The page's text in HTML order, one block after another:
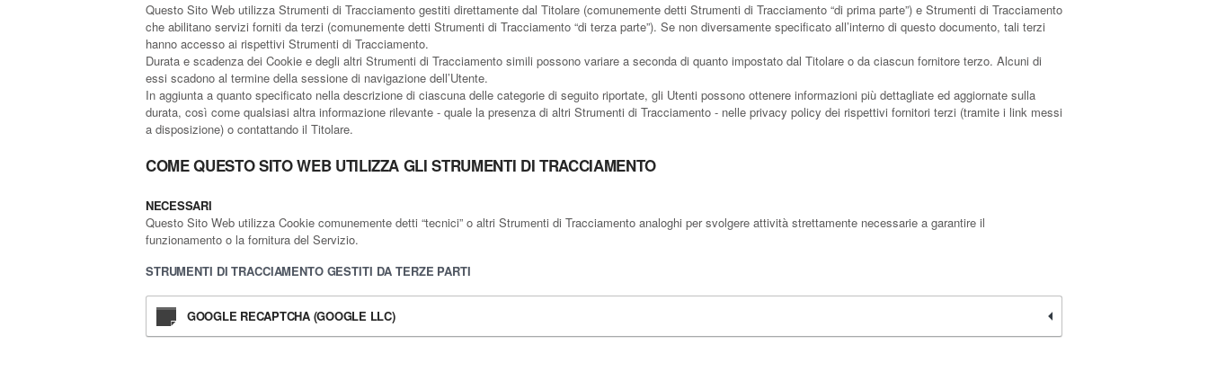
Questo Sito Web utilizza Strumenti di Tracciamento gestiti direttamente dal Titolare (comunemente detti Strumenti di Tracciamento “di prima parte”) e Strumenti di Tracciamento
che abilitano servizi forniti da terzi (comunemente detti Strumenti di Tracciamento “di terza parte”). Se non diversamente specificato all’interno di questo documento, tali terzi
hanno accesso ai rispettivi Strumenti di Tracciamento.
Durata e scadenza dei Cookie e degli altri Strumenti di Tracciamento simili possono variare a seconda di quanto impostato dal Titolare o da ciascun fornitore terzo. Alcuni di
essi scadono al termine della sessione di navigazione dell’Utente.
In aggiunta a quanto specificato nella descrizione di ciascuna delle categorie di seguito riportate, gli Utenti possono ottenere informazioni più dettagliate ed aggiornate sulla
durata, così come qualsiasi altra informazione rilevante - quale la presenza di altri Strumenti di Tracciamento - nelle privacy policy dei rispettivi fornitori terzi (tramite i link messi
a disposizione) o contattando il Titolare.
COME QUESTO SITO WEB UTILIZZA GLI STRUMENTI DI TRACCIAMENTO
NECESSARI
Questo Sito Web utilizza Cookie comunemente detti “tecnici” o altri Strumenti di Tracciamento analoghi per svolgere attività strettamente necessarie a garantire il
funzionamento o la fornitura del Servizio.
STRUMENTI DI TRACCIAMENTO GESTITI DA TERZE PARTI
GOOGLE RECAPTCHA (GOOGLE LLC)